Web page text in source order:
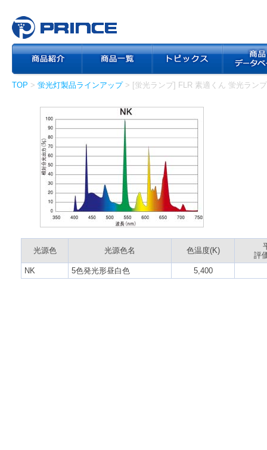
TOP > 蛍光灯製品ラインアップ> [蛍光ランプ] FLR 素適くん 蛍光ラン
光源色 光源色名 色温度(K)
評
NK
5色発光形昼白色 5,400